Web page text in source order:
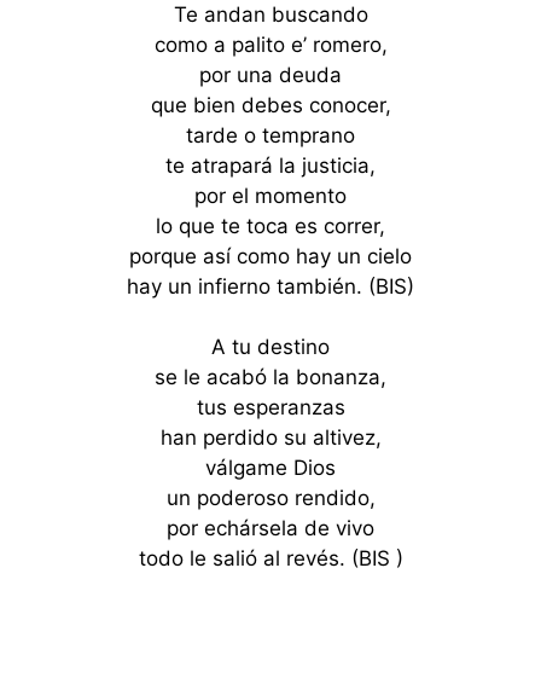
Te andan buscando
como a palito e’ romero,
por una deuda
que bien debes conocer,
tarde o temprano
te atrapará la justicia,
por el momento
lo que te toca es correr,
porque así como hay un cielo
hay un infierno también. (BIS)
A tu destino
se le acabó la bonanza,
tus esperanzas
han perdido su altivez,
válgame Dios
un poderoso rendido,
por echársela de vivo
todo le salió al revés. (BIS )